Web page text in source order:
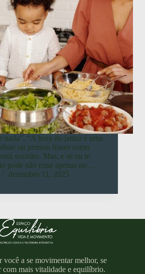
nada”, “A hora do jantar é uma
ou pensou frases como
sozinho. Mas, e se eu te
pode não estar apenas no…
dezembro 11, 2025
você a se movimentar melhor, se
com mais vitalidade e equilíbrio.